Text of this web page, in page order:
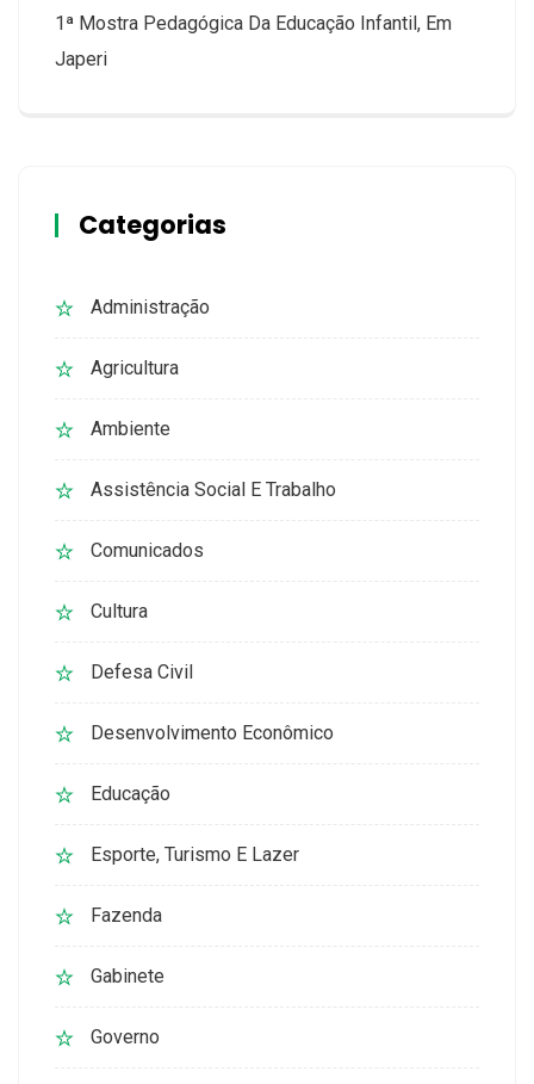
1ª Mostra Pedagógica Da Educação Infantil, Em
Japeri
Categorias
Administração
Agricultura
Ambiente
Assistência Social E Trabalho
Comunicados
Cultura
Defesa Civil
Desenvolvimento Econômico
Educação
Esporte, Turismo E Lazer
Fazenda
Gabinete
Governo